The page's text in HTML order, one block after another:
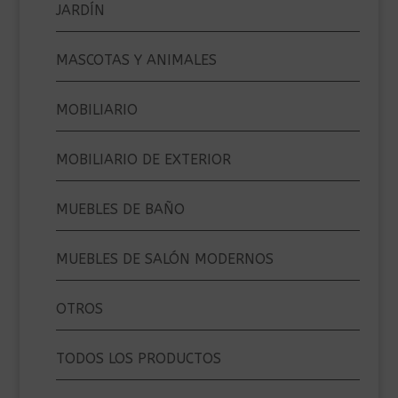
JARDÍN
MASCOTAS Y ANIMALES
MOBILIARIO
MOBILIARIO DE EXTERIOR
MUEBLES DE BAÑO
MUEBLES DE SALÓN MODERNOS
OTROS
TODOS LOS PRODUCTOS